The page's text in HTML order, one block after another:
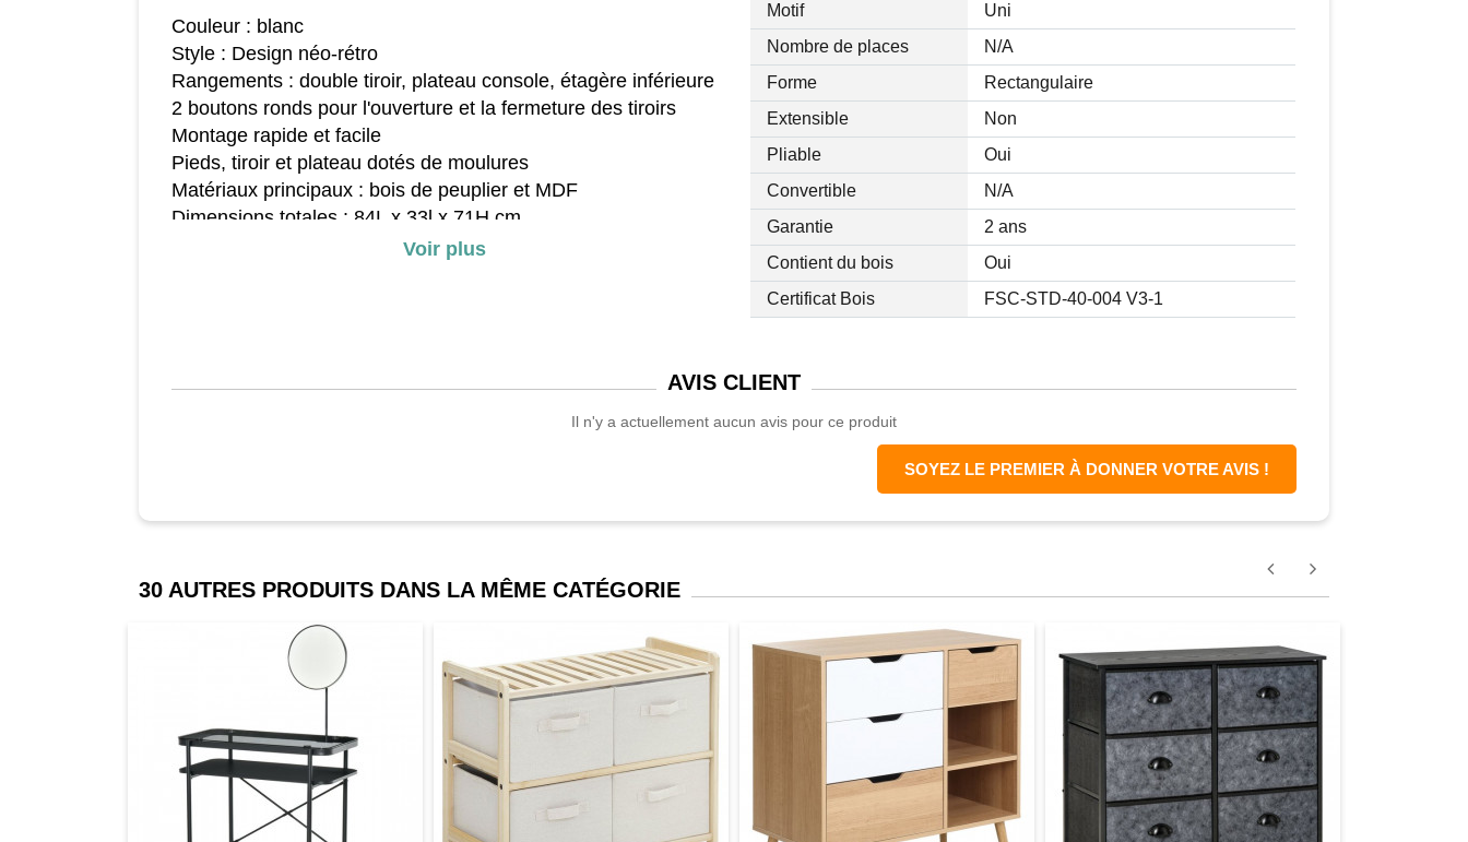
Couleur : blanc
Style : Design néo-rétro
Rangements : double tiroir, plateau console, étagère inférieure
2 boutons ronds pour l'ouverture et la fermeture des tiroirs
Montage rapide et facile
Pieds, tiroir et plateau dotés de moulures
Matériaux principaux : bois de peuplier et MDF
Dimensions totales : 84L x 33l x 71H cm
Dimensions tiroirs : 22L x 26l x 6H cm
Voir plus
Motif
Uni
Nombre de places
N/A
Forme
Rectangulaire
Extensible
Non
Pliable
Oui
Convertible
N/A
Garantie
2 ans
Contient du bois
Oui
Certificat Bois
FSC-STD-40-004 V3-1
AVISCLIENT
Il n'y a actuellement aucun avis pour ce produit
SOYEZ LE PREMIER À DONNER VOTRE AVIS !
30 AUTRES PRODUITS DANS LA MÊME CATÉGORIE